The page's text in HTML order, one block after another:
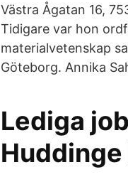
Västra Ågatan 16,
Tidigare var hon
materialvetenskap
Göteborg. Annika
Lediga